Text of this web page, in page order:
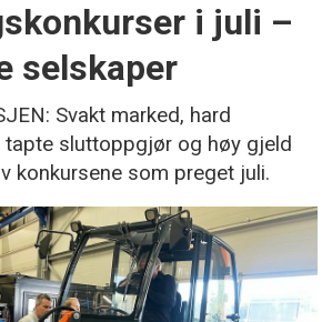
i juli –
selskaper
Svakt marked, hard
tapte sluttoppgjør og høy gjeld
konkursene som preget juli.